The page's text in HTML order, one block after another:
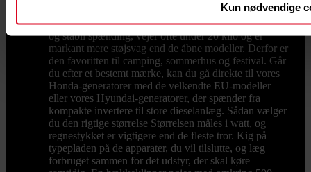
Kun nødvendige
eller ladere, skal du kigge efter en invertergenerator,
også kaldet en digital generator. Den leverer en helt ren
og stabil spænding, vejer ofte under 20 kilo og er
markant mere støjsvag end de åbne modeller. Derfor er
den favoritten til camping, sommerhus og festival. Går
du efter et bestemt mærke, kan du gå direkte til vores
Honda-generatorer med de velkendte EU-modeller
eller vores Hyundai-generatorer, der spænder fra
kompakte invertere til store dieselanlæg. Sådan vælger
du den rigtige størrelse Størrelsen måles i watt, og
regnestykket er vigtigere end de fleste tror. Kig på
typepladen på de apparater, du vil tilslutte, og læg
forbruget sammen for det udstyr, der skal køre